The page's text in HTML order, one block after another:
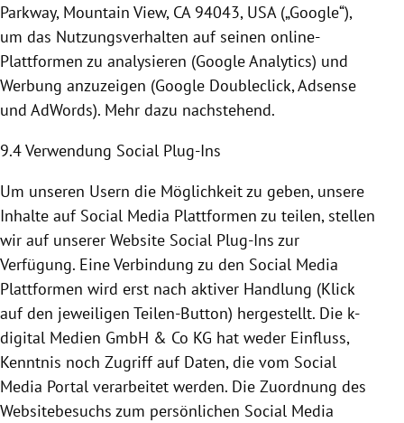
Parkway, Mountain View, CA 94043, USA („Google“),
um das Nutzungsverhalten auf seinen online-
Plattformen zu analysieren (Google Analytics) und
Werbung anzuzeigen (Google Doubleclick, Adsense
und AdWords). Mehr dazu nachstehend.
9.4 Verwendung Social Plug-Ins
Um unseren Usern die Möglichkeit zu geben, unsere
Inhalte auf Social Media Plattformen zu teilen, stellen
wir auf unserer Website Social Plug-Ins zur
Verfügung. Eine Verbindung zu den Social Media
Plattformen wird erst nach aktiver Handlung (Klick
auf den jeweiligen Teilen-Button) hergestellt. Die k-
digital Medien GmbH & Co KG hat weder Einfluss,
Kenntnis noch Zugriff auf Daten, die vom Social
Media Portal verarbeitet werden. Die Zuordnung des
Websitebesuchs zum persönlichen Social Media